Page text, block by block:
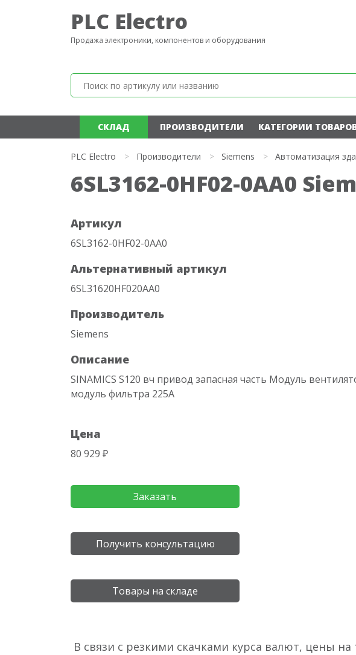
PLC Electro
Продажа электроники, компонентов и оборудования
СКЛАД ПРОИЗВОДИТЕЛИ КАТЕГОРИИ
PLC Electro > Производители > Siemens > Автоматизация
6SL3162-0HF02-0AA0
Артикул
6SL3162-0HF02-0AA0
Альтернативный артикул
6SL31620HF020AA0
Производитель
Siemens
Описание
SINAMICS S120 вч привод запасная часть Модуль
модуль фильтра 225A
Цена
80 929 ₽
Заказать
Получить консультацию
Товары на складе
В связи с резкими скачками курса валют, цены